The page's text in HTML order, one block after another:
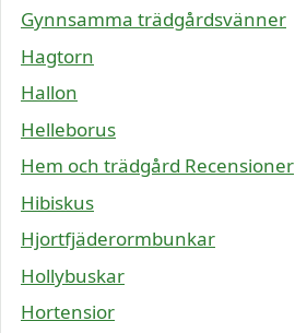
Gynnsamma trädgårdsvänner
Hagtorn
Hallon
Helleborus
Hem och trädgård Recensioner
Hibiskus
Hjortfjäderormbunkar
Hollybuskar
Hortensior